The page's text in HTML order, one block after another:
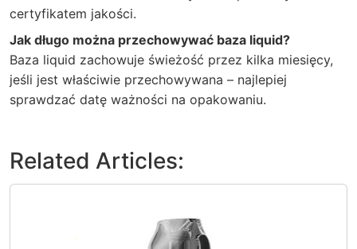
certyfikatem jakości.
Jak długo można przechowywać baza liquid?
Baza liquid zachowuje świeżość przez kilka miesięcy,
jeśli jest właściwie przechowywana – najlepiej
sprawdzać datę ważności na opakowaniu.
Related Articles: